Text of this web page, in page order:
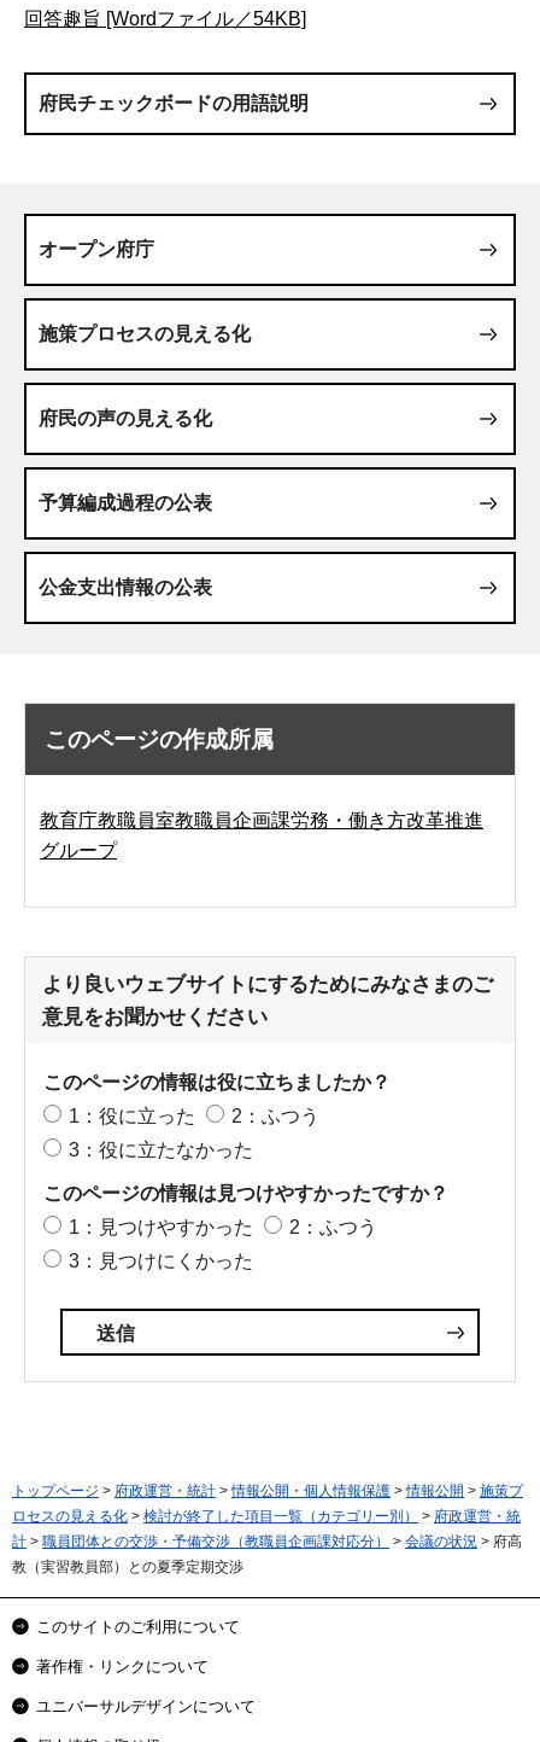
回答趣旨 [Wordファイル／54KB]
府民チェックボードの用語説明
オープン府庁
施策プロセスの見える化
府民の声の見える化
予算編成過程の公表
公金支出情報の公表
このページの作成所属
教育庁教職員室教職員企画課労務・働き方改革推進
グループ
より良いウェブサイトにするためにみなさまのご
意見をお聞かせください
このページの情報は役に立ちましたか？
1：役に立った
2：ふつう
3：役に立たなかった
このページの情報は見つけやすかったですか？
1：見つけやすかった
2：ふつう
3：見つけにくかった
トップページ > 府政運営・統計 >情報公開・個人情報保護 >情報公開 > 施策プ
ロセスの見える化 > 検討が終了した項目一覧（カテゴリー別） > 府政運営・統
計 > 職員団体との交渉・予備交渉（教職員企画課対応分） > 会議の状況 > 府高
教（実習教員部）との夏季定期交渉
このサイトのご利用について
著作権・リンクについて
ユニバーサルデザインについて